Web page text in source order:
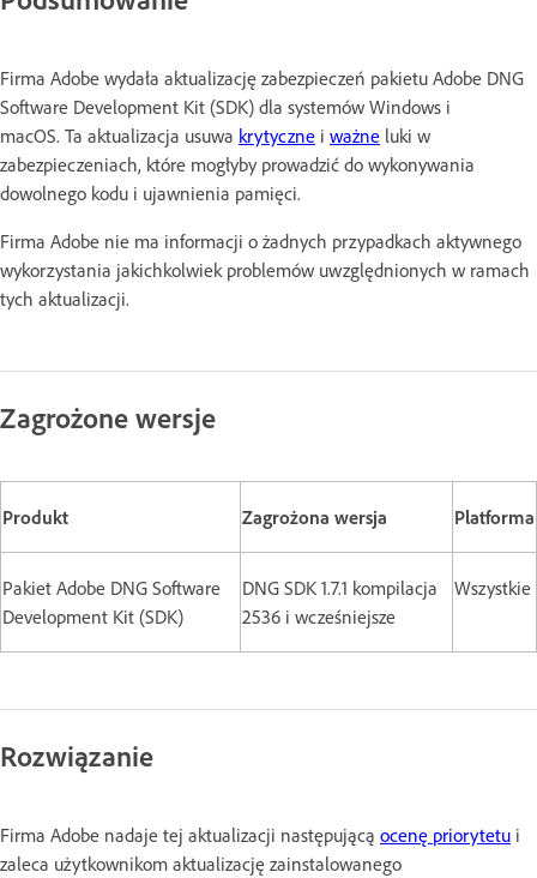
Firma Adobe wydała aktualizację zabezpieczeń pakietu Adobe DNG
Software Development Kit (SDK) dla systemów Windows i
macOS. Ta aktualizacja usuwa krytyczne i ważne luki w
zabezpieczeniach, które mogłyby prowadzić do wykonywania
dowolnego kodu i ujawnienia pamięci.
Firma Adobe nie ma informacji o żadnych przypadkach aktywnego
wykorzystania jakichkolwiek problemów uwzględnionych w ramach
tych aktualizacji.
Zagrożone wersje
Produkt Zagrożona wersja Platforma
Pakiet Adobe DNG Software
Development Kit (SDK)
DNG SDK 1.7.1 kompilacja
2536 i wcześniejsze
Wszystkie
Rozwiązanie
Firma Adobe nadaje tej aktualizacji następującą ocenę priorytetu i
zaleca użytkownikom aktualizację zainstalowanego